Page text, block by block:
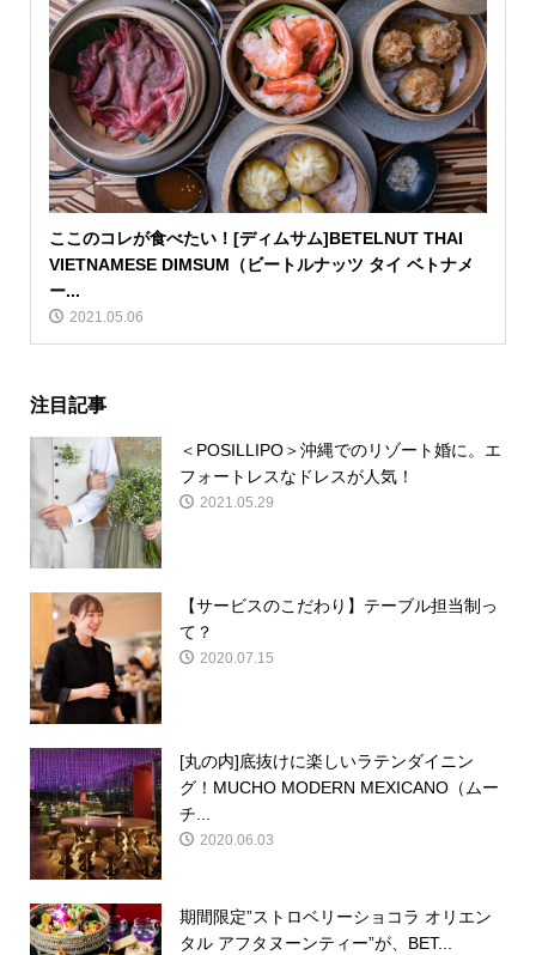
ここのコレが食べたい！[ディムサム]BETELNUT THAI
VIETNAMESE DIMSUM（ビートルナッツ タイ ベトナメ
ー...
2021.05.06
注目記事
＜POSILLIPO＞沖縄でのリゾート婚に。エ
フォートレスなドレスが人気！
2021.05.29
【サービスのこだわり】テーブル担当制っ
て？
2020.07.15
[丸の内]底抜けに楽しいラテンダイニン
グ！MUCHO MODERN MEXICANO（ムー
チ...
2020.06.03
期間限定”ストロベリーショコラ オリエン
タル アフタヌーンティー”が、BET...